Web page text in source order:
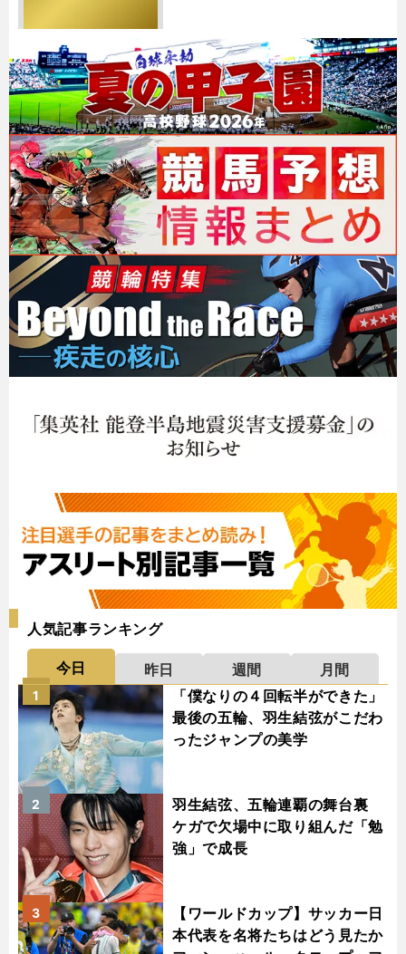
人気記事ランキング
今日 昨日 週間
月間
「僕なりの４回転半ができた」
最後の五輪、羽生結弦がこだわ
ったジャンプの美学
1
羽生結弦、五輪連覇の舞台裏
ケガで欠場中に取り組んだ「勉
強」で成長
2
【ワールドカップ】サッカー日
本代表を名将たちはどう見たか
3